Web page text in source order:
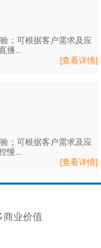
；可根据客户需求及应
播...
[查看详情]
；可根据客户需求及应
慢...
[查看详情]
商业价值